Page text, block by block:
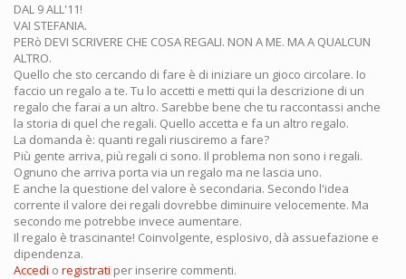
DAL 9 ALL'11!
VAI STEFANIA.
PERò DEVI SCRIVERE CHE COSA REGALI. NON A ME. MA A QUALCUN
ALTRO.
Quello che sto cercando di fare è di iniziare un gioco circolare. Io
faccio un regalo a te. Tu lo accetti e metti qui la descrizione di un
regalo che farai a un altro. Sarebbe bene che tu raccontassi anche
la storia di quel che regali. Quello accetta e fa un altro regalo.
La domanda è: quanti regali riusciremo a fare?
Più gente arriva, più regali ci sono. Il problema non sono i regali.
Ognuno che arriva porta via un regalo ma ne lascia uno.
E anche la questione del valore è secondaria. Secondo l'idea
corrente il valore dei regali dovrebbe diminuire velocemente. Ma
secondo me potrebbe invece aumentare.
Il regalo è trascinante! Coinvolgente, esplosivo, dà assuefazione e
dipendenza.
Accedi o registrati per inserire commenti.